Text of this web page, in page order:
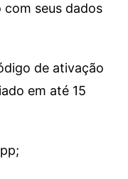
seus dados
de ativação
em até 15